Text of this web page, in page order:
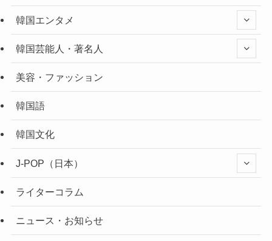
韓国エンタメ
韓国芸能人・著名人
美容・ファッション
韓国語
韓国文化
J-POP（日本）
ライターコラム
ニュース・お知らせ